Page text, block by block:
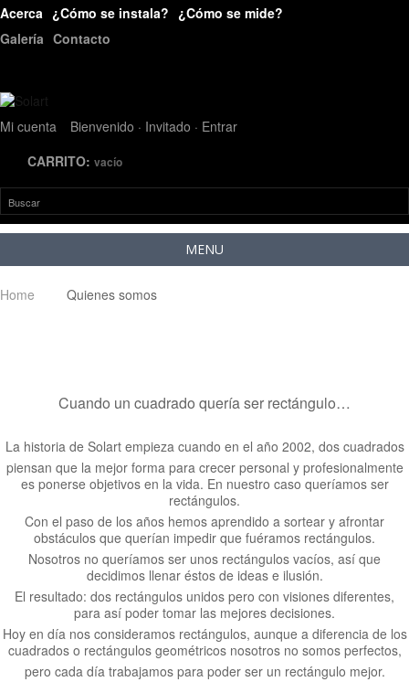
Acerca ¿Cómo se instala? ¿Cómo se mide?
Galería Contacto
Mi cuenta Bienvenido · Invitado · Entrar
CARRITO: vacío
MENU
Home Quienes somos
Cuando un cuadrado quería ser rectángulo…
La historia de Solart empieza cuando en el año 2002, dos cuadrados
piensan que la mejor forma para crecer personal y profesionalmente
es ponerse objetivos en la vida. En nuestro caso queríamos ser
rectángulos.
Con el paso de los años hemos aprendido a sortear y afrontar
obstáculos que querían impedir que fuéramos rectángulos.
Nosotros no queríamos ser unos rectángulos vacíos, así que
decidimos llenar éstos de ideas e ilusión.
El resultado: dos rectángulos unidos pero con visiones diferentes,
para así poder tomar las mejores decisiones.
Hoy en día nos consideramos rectángulos, aunque a diferencia de los
cuadrados o rectángulos geométricos nosotros no somos perfectos,
pero cada día trabajamos para poder ser un rectángulo mejor.